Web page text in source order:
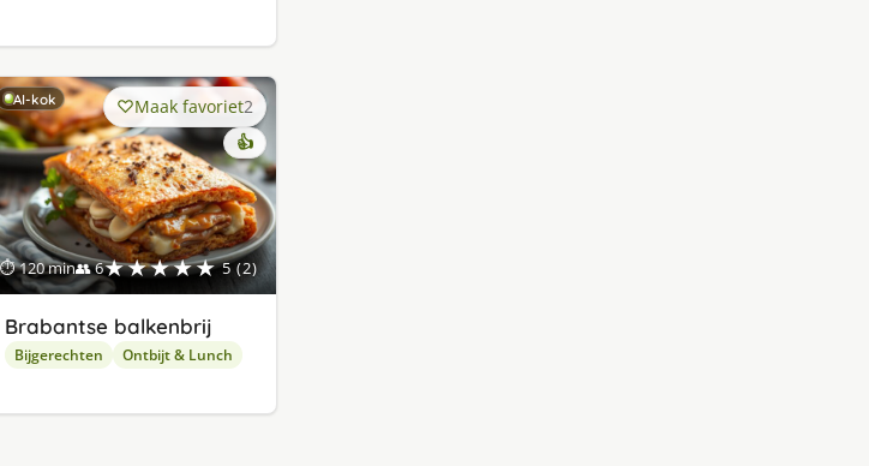
AI-kok
⏱ 120 min👥 6★★★★★ 5 (2)
Maak favoriet2
👍
Brabantse balkenbrij
Bijgerechten Ontbijt & Lunch